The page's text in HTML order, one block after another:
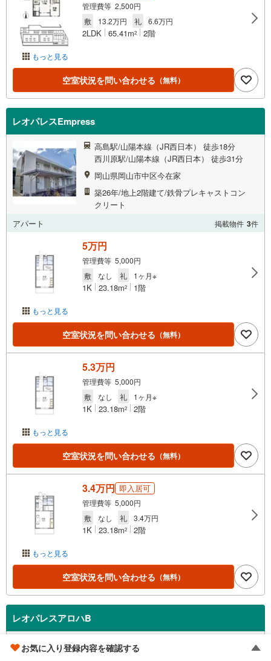
もっと見る
管理費等 2,500円
敷
13.2万円 礼 6.6万円
2LDK 65.41m2 2階
空室状況を問い合わせる （無料）
レオパレスEmpress
高島駅/山陽本線（JR西日本） 徒歩18分
西川原駅/山陽本線（JR西日本） 徒歩31分
岡山県岡山市中区今在家
築26年/地上2階建て/鉄骨プレキャストコン
クリート
アパート
掲載物件 3件
もっと見る
5万円
管理費等 5,000円
敷
なし 礼 1ヶ月※
1K 23.18m2 1階
空室状況を問い合わせる （無料）
もっと見る
5.3万円
管理費等 5,000円
敷
なし 礼 1ヶ月※
1K 23.18m2 2階
空室状況を問い合わせる （無料）
もっと見る
3.4万円 即入居可
管理費等 5,000円
敷
なし 礼 3.4万円
1K 23.18m2 2階
空室状況を問い合わせる （無料）
レオパレスアロハB
高島駅/山陽本線（JR西日本） 徒歩24分
お気に入り登録内容を確認する